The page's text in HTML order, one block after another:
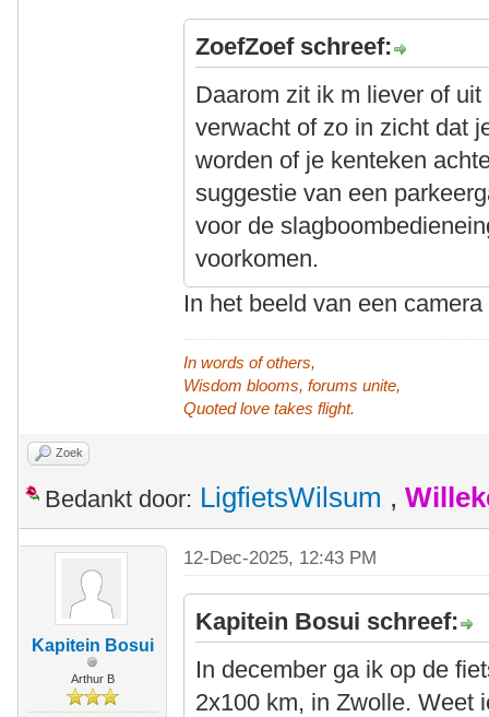
ZoefZoef schreef:
Daarom zit ik m liever of
verwacht of zo in zicht dat
worden of je kenteken
suggestie van een
voor de
voorkomen.
In het beeld van een
In words of others,
Wisdom blooms, forums unite,
Quoted love takes flight.
Zoek
Bedankt door: LigfietsWilsum ,
Kapitein Bosui
Arthur B
12-Dec-2025, 12:43 PM
Kapitein Bosui schreef:
In december ga ik op de
2x100 km, in Zwolle. Weet